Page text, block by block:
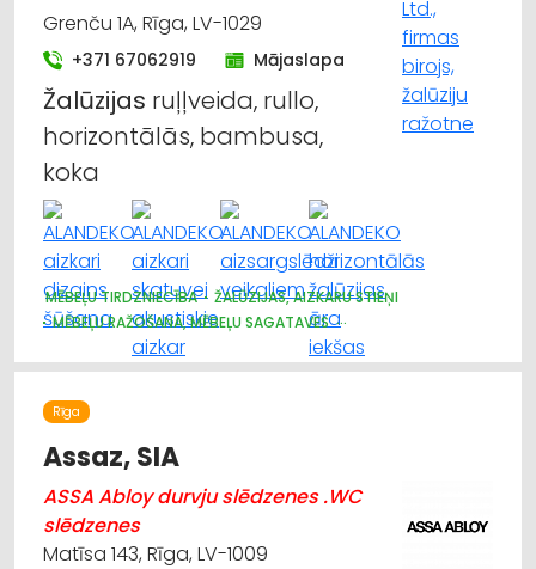
Grenču 1A, Rīga, LV-1029
+371 67062919 Mājaslapa
Žalūzijas ruļļveida, rullo,
horizontālās, bambusa,
koka
MĒBEĻU TIRDZNIECĪBA
ŽALŪZIJAS, AIZKARU STIEŅI
MĒBEĻU RAŽOŠANA, MĒBEĻU SAGATAVES
AUDUMU UN AIZKARU TIRDZNIECĪBA
DIZAINS UN INTERJERS; PRIEKŠMETI UN PAKALPOJUMI
MARKĪZES
SUVENĪRI, DĀVANAS
Rīga
Assaz, SIA
ASSA Abloy durvju slēdzenes .WC
slēdzenes
Matīsa 143, Rīga, LV-1009